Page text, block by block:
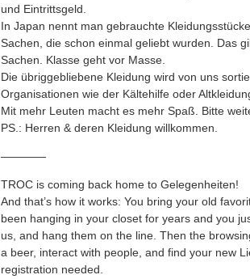
und Eintrittsgeld.
In Japan nennt man gebrauchte
Sachen, die schon einmal geliebt wurden. Das
Sachen. Klasse geht vor Masse.
Die übriggebliebene Kleidung wird von uns
Organisationen wie der Kältehilfe oder
Mit mehr Leuten macht es mehr Spaß. Bitte
PS.: Herren & deren Kleidung willkommen.
————
TROC is coming back home to Gelegenheiten!
And that’s how it works: You bring your old
been hanging in your closet for years and you
us, and hang them on the line. Then the
a beer, interact with people, and find your new
registration needed.